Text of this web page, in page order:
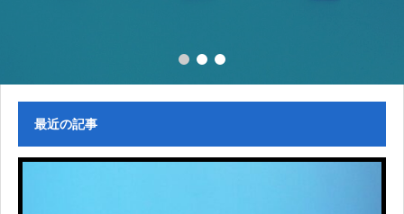
最近の記事